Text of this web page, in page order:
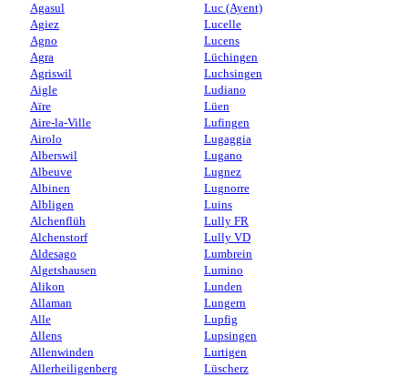
Agasul
Agiez
Agno
Agra
Agriswil
Aigle
Aïre
Aire-la-Ville
Airolo
Alberswil
Albeuve
Albinen
Albligen
Alchenflüh
Alchenstorf
Aldesago
Algetshausen
Alikon
Allaman
Alle
Allens
Allenwinden
Allerheiligenberg
Luc (Ayent)
Lucelle
Lucens
Lüchingen
Luchsingen
Ludiano
Lüen
Lufingen
Lugaggia
Lugano
Lugnez
Lugnorre
Luins
Lully FR
Lully VD
Lumbrein
Lumino
Lunden
Lungern
Lupfig
Lupsingen
Lurtigen
Lüscherz